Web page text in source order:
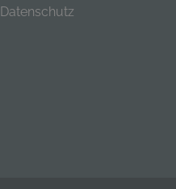
Datenschutz